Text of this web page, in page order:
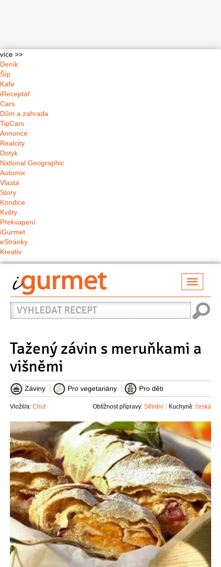
více >>
Deník
Šíp
Kafe
iReceptář
Cars
Dům a zahrada
TipCars
Annonce
Realcity
Dotyk
National Geographic
Automix
Vlasta
Story
Kondice
Květy
Překvapení
iGurmet
eStránky
Kreativ
Vyhledat
recept
Tažený závin s meruňkami a
višněmi
Záviny Pro vegetariány Pro děti
Vložil/a: Chuť Kuchyně: česká
Obtížnost přípravy: Střední